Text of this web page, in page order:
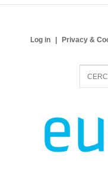
Log in Privacy &
c